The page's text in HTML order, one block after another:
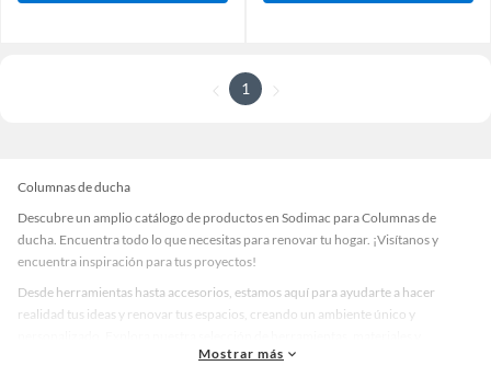
1
Columnas de ducha
Descubre un amplio catálogo de productos en Sodimac para Columnas de
ducha. Encuentra todo lo que necesitas para renovar tu hogar. ¡Visítanos y
encuentra inspiración para tus proyectos!
Desde herramientas hasta accesorios, estamos aquí para ayudarte a hacer
realidad tus ideas y renovar tus espacios, creando un ambiente único y
accesorios de calidad que te ayudarán a crear un espacio más tú.
Mostrar más